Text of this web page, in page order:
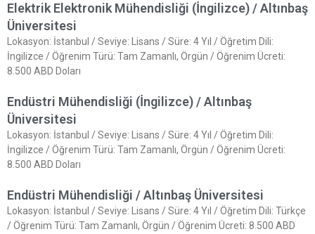
Elektrik Elektronik Mühendisliği (İngilizce) / Altınbaş
Üniversitesi
Lokasyon: İstanbul / Seviye: Lisans / Süre: 4 Yıl / Öğretim Dili:
İngilizce / Öğrenim Türü: Tam Zamanlı, Örgün / Öğrenim Ücreti:
8.500 ABD Doları
Endüstri Mühendisliği (İngilizce) / Altınbaş
Üniversitesi
Lokasyon: İstanbul / Seviye: Lisans / Süre: 4 Yıl / Öğretim Dili:
İngilizce / Öğrenim Türü: Tam Zamanlı, Örgün / Öğrenim Ücreti:
8.500 ABD Doları
Endüstri Mühendisliği / Altınbaş Üniversitesi
Lokasyon: İstanbul / Seviye: Lisans / Süre: 4 Yıl / Öğretim Dili: Türkçe
/ Öğrenim Türü: Tam Zamanlı, Örgün / Öğrenim Ücreti: 8.500 ABD